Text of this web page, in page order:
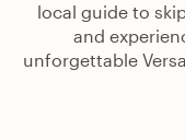
local guide to
and
unforgettable